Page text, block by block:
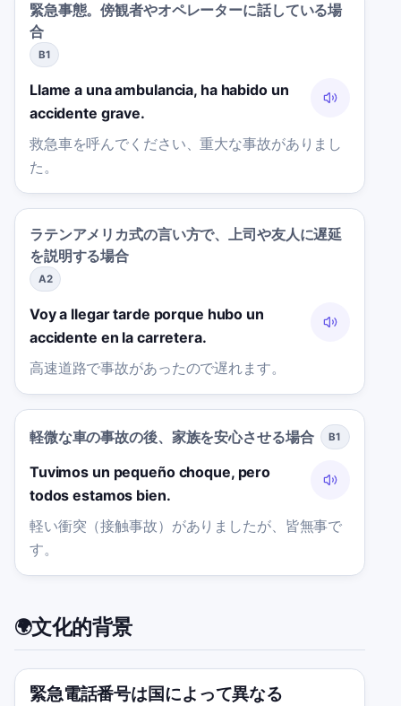
緊急事態。傍観者やオペレーターに話している場
合
B1
Llame a una ambulancia, ha habido un
accidente grave.
救急車を呼んでください、重大な事故がありまし
た。
ラテンアメリカ式の言い方で、上司や友人に遅延
を説明する場合
A2
Voy a llegar tarde porque hubo un
accidente en la carretera.
高速道路で事故があったので遅れます。
軽微な車の事故の後、家族を安心させる場合 B1
Tuvimos un pequeño choque, pero
todos estamos bien.
軽い衝突（接触事故）がありましたが、皆無事で
す。
🌍文化的背景
緊急電話番号は国によって異なる